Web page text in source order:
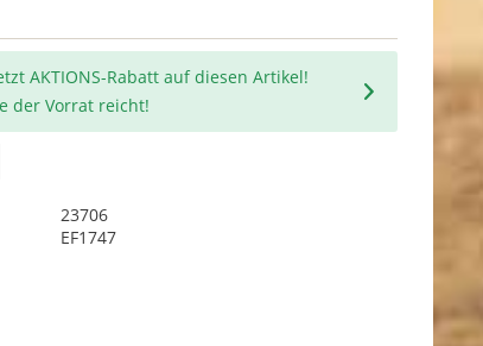
AKTIONS-Rabatt auf diesen Artikel!
der Vorrat reicht!
23706
EF1747